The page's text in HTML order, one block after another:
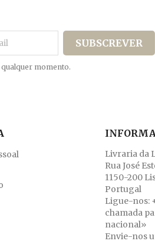
momento.
Livraria da
Rua José
1150-200
Portugal
Ligue-nos:
chamada
nacional»
Envie-nos